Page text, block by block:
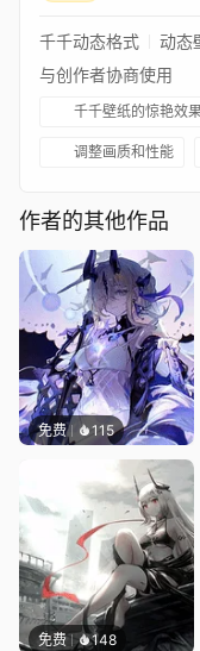
千千动态格式 动态
与创作者协商使用
千千壁纸的惊艳效
调整画质和性能
作者的其他作品
免费 115
免费 148